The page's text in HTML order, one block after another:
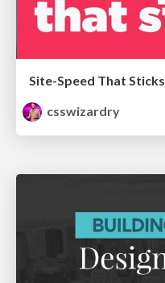
Site-Speed That Sticks
csswizardry